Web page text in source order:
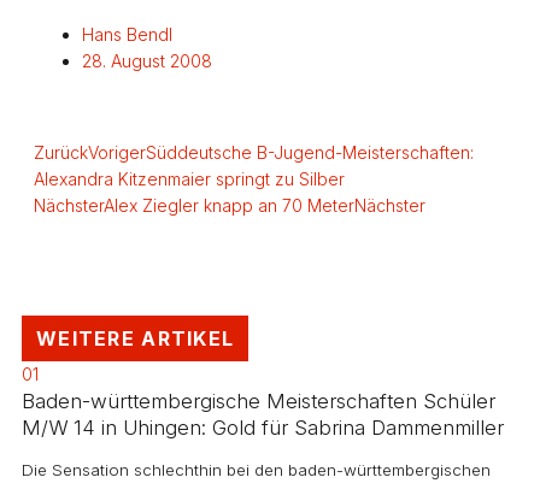
Hans Bendl
28. August 2008
ZurückVorigerSüddeutsche B-Jugend-Meisterschaften:
Alexandra Kitzenmaier springt zu Silber
NächsterAlex Ziegler knapp an 70 MeterNächster
WEITERE ARTIKEL
01
Baden-württembergische Meisterschaften Schüler
M/W 14 in Uhingen: Gold für Sabrina Dammenmiller
Die Sensation schlechthin bei den baden-württembergischen